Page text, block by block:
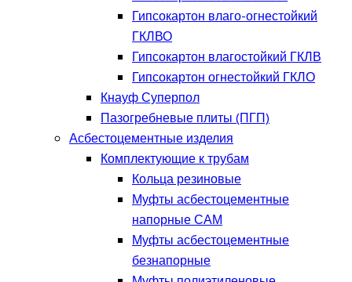
Гипсокартон влаго-огнестойкий
ГКЛВО
Гипсокартон влагостойкий ГКЛВ
Гипсокартон огнестойкий ГКЛО
Кнауф Суперпол
Пазогребневые плиты (ПГП)
Асбестоцементные изделия
Комплектующие к трубам
Кольца резиновые
Муфты асбестоцементные
напорные САМ
Муфты асбестоцементные
безнапорные